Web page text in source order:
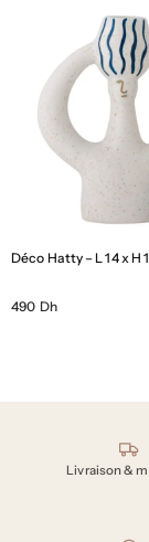
Déco Hatty – L 14 x H
490 Dh
Nos
Livraison &